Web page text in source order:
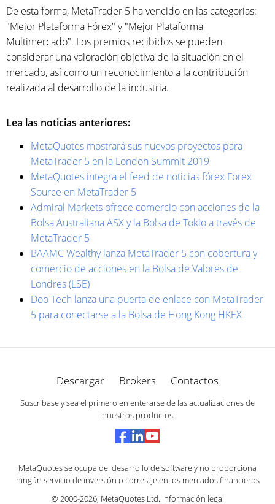
De esta forma, MetaTrader 5 ha vencido en las categorías:
"Mejor Plataforma Fórex" y "Mejor Plataforma
Multimercado". Los premios recibidos se pueden
considerar una valoración objetiva de la situación en el
mercado, así como un reconocimiento a la contribución
realizada al desarrollo de la industria.
Lea las noticias anteriores:
MetaQuotes mostrará sus nuevos proyectos para
MetaTrader 5 en la London Summit 2019
MetaQuotes integra el feed de noticias fórex Forex
Source en MetaTrader 5
Admiral Markets ofrece comercio con acciones de la
Bolsa Australiana ASX y la Bolsa de Tokio a través de
MetaTrader 5
BAAMC Wealthy lanza MetaTrader 5 con cobertura y
comercio de acciones en la Bolsa de Valores de
Londres (LSE)
Doo Tech lanza una puerta de enlace con MetaTrader
5 para conectarse a la Bolsa de Hong Kong HKEX
Descargar Brokers Contactos
Suscríbase y sea el primero en enterarse de las actualizaciones de
nuestros productos
MetaQuotes se ocupa del desarrollo de software y no proporciona
ningún servicio de inversión o corretaje en los mercados financieros
© 2000-2026, MetaQuotes Ltd. Información legal